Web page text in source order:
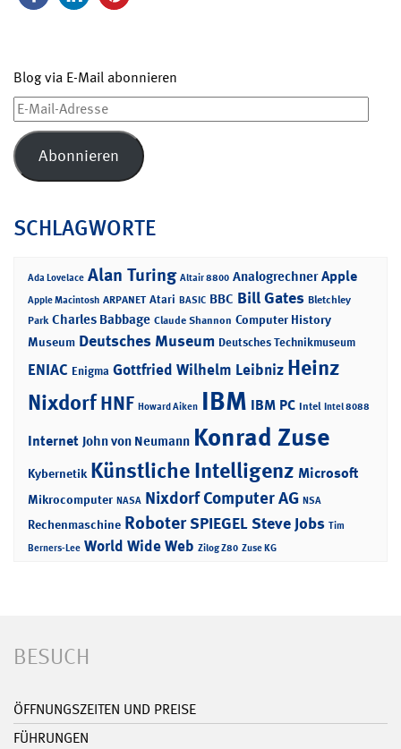
Blog via E-Mail abonnieren
E-
Mail-
Adresse
Abonnieren
SCHLAGWORTE
Ada Lovelace Alan Turing Altair 8800 Analogrechner Apple
Apple Macintosh ARPANET Atari BASIC BBC Bill Gates Bletchley
Park Charles Babbage Claude Shannon Computer History
Museum Deutsches Museum Deutsches Technikmuseum
ENIAC Enigma Gottfried Wilhelm Leibniz Heinz
NixdorfHNF Howard Aiken IBM IBM PC Intel Intel 8088
Internet John von Neumann Konrad Zuse
Kybernetik Künstliche Intelligenz Microsoft
Mikrocomputer NASA Nixdorf Computer AG NSA
Rechenmaschine RoboterSPIEGELSteve Jobs Tim
Berners-Lee World Wide Web Zilog Z80 Zuse KG
BESUCH
ÖFFNUNGSZEITEN UND PREISE
FÜHRUNGEN